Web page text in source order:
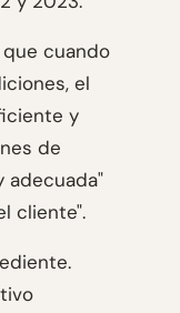
que cuando
el
y
de
adecuada"
cliente".